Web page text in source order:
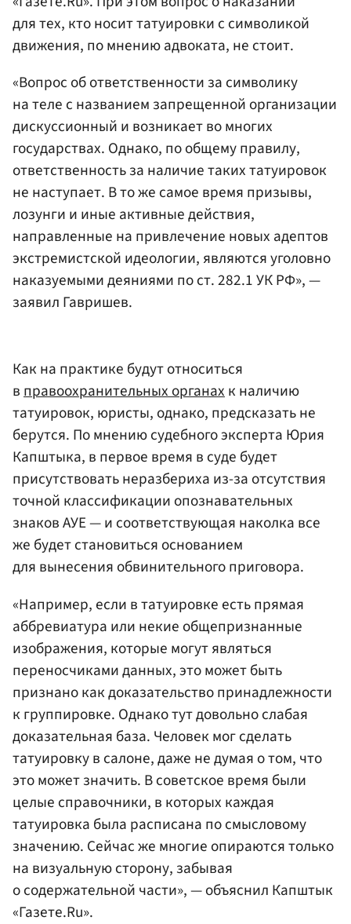
для тех, кто носит татуировки с символикой
движения, по мнению адвоката, не стоит.
«Вопрос об ответственности за символику
на теле с названием запрещенной организации
дискуссионный и возникает во многих
государствах. Однако, по общему правилу,
ответственность за наличие таких татуировок
не наступает. В то же самое время призывы,
лозунги и иные активные действия,
направленные на привлечение новых адептов
экстремистской идеологии, являются уголовно
наказуемыми деяниями по ст. 282.1 УК РФ», —
заявил Гавришев.
Как на практике будут относиться
вправоохранительных органахк наличию
татуировок, юристы, однако, предсказать не
берутся. По мнению судебного эксперта Юрия
Капштыка, в первое время в суде будет
присутствовать неразбериха из-за отсутствия
точной классификации опознавательных
знаков АУЕ — и соответствующая наколка все
же будет становиться основанием
для вынесения обвинительного приговора.
«Например, если в татуировке есть прямая
аббревиатура или некие общепризнанные
изображения, которые могут являться
переносчиками данных, это может быть
признано как доказательство принадлежности
к группировке. Однако тут довольно слабая
доказательная база. Человек мог сделать
татуировку в салоне, даже не думая о том, что
это может значить. В советское время были
целые справочники, в которых каждая
татуировка была расписана по смысловому
значению. Сейчас же многие опираются только
на визуальную сторону, забывая
о содержательной части», — объяснил Капштык
«Газете.Ru».